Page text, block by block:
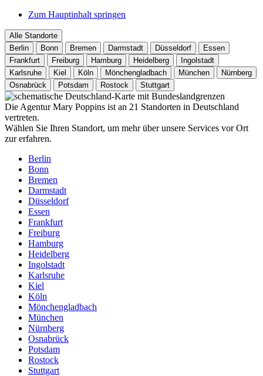
Zum Hauptinhalt springen
Alle Standorte
Berlin
Bonn Bremen Darmstadt Düsseldorf
Essen
Frankfurt
Freiburg Hamburg Heidelberg
Ingolstadt
Karlsruhe
Kiel Köln Mönchengladbach München
Nürnberg
Osnabrück
Potsdam Rostock Stuttgart
Die Agentur Mary Poppins ist an 21 Standorten in Deutschland
vertreten.
Wählen Sie Ihren Standort, um mehr über unsere Services vor Ort
zur erfahren.
Berlin
Bonn
Bremen
Darmstadt
Düsseldorf
Essen
Frankfurt
Freiburg
Hamburg
Heidelberg
Ingolstadt
Karlsruhe
Kiel
Köln
Mönchengladbach
München
Nürnberg
Osnabrück
Potsdam
Rostock
Stuttgart